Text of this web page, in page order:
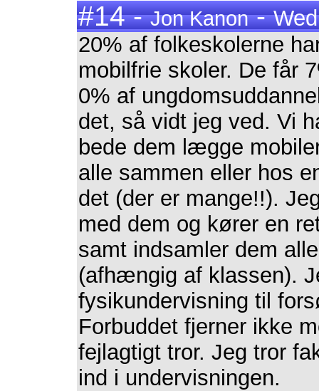
#14 -Jon Kanon-
20% af folkeskolerne
mobilfrie skoler. De får
0% af
det, så vidt jeg ved. Vi
bede dem lægge
alle sammen eller hos
det (der er mange!!).
med dem og kører en
samt indsamler dem
(afhængig af klassen).
fysikundervisning til
Forbuddet fjerner ikke
fejlagtigt tror. Jeg tror
ind i undervisningen.